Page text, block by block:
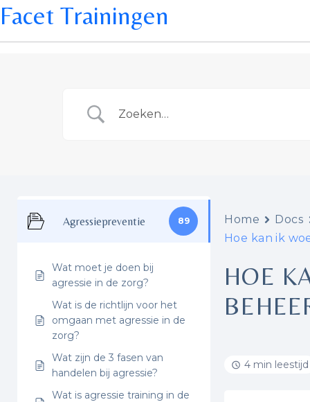
Facet Trainingen
Agressiepreventie 89
Wat moet je doen bij
agressie in de zorg?
Wat is de richtlijn voor het
omgaan met agressie in de
zorg?
Wat zijn de 3 fasen van
handelen bij agressie?
Wat is agressie training in de
Home
Docs
Hoe kan ik
HOE
4 min leestijd